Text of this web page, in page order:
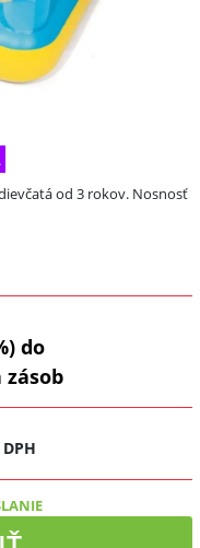
od 3 rokov. Nosnosť
do